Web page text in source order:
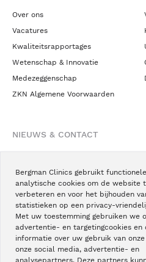
Bergman Clinics gebruikt
analytische cookies om de website
verbeteren en voor het bijhouden
statistieken op een privacy-
Met uw toestemming gebruiken we
advertentie- en targetingcookies en
informatie over uw gebruik van
onze social media, advertentie- en
Over ons
Vacatures
Kwaliteitsrapportages
Wetenschap & Innovatie
Medezeggenschap
ZKN Algemene Voorwaarden
NIEUWS & CONTACT
Blogs
Podcast
Pressroom
Instagram
Facebook
LinkedIn